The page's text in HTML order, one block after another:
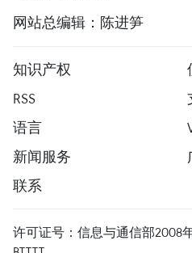
网站总编辑：陈进笋
知识产权
RSS
语言
新闻服务
联系
许可证号：信息与通信部2008